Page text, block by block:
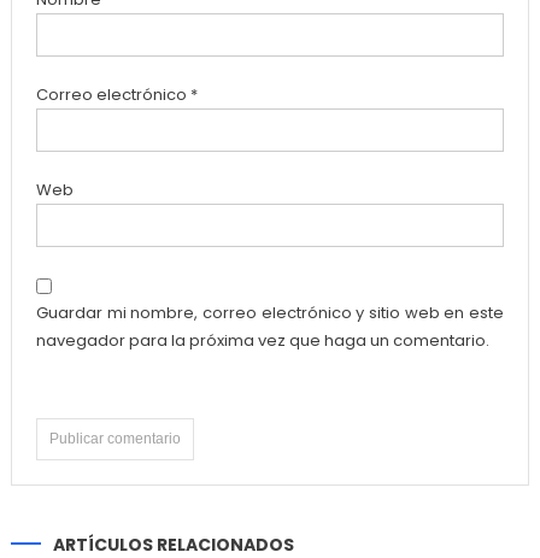
Correo electrónico *
Web
Guardar mi nombre, correo electrónico y sitio web en este
navegador para la próxima vez que haga un comentario.
ARTÍCULOS RELACIONADOS